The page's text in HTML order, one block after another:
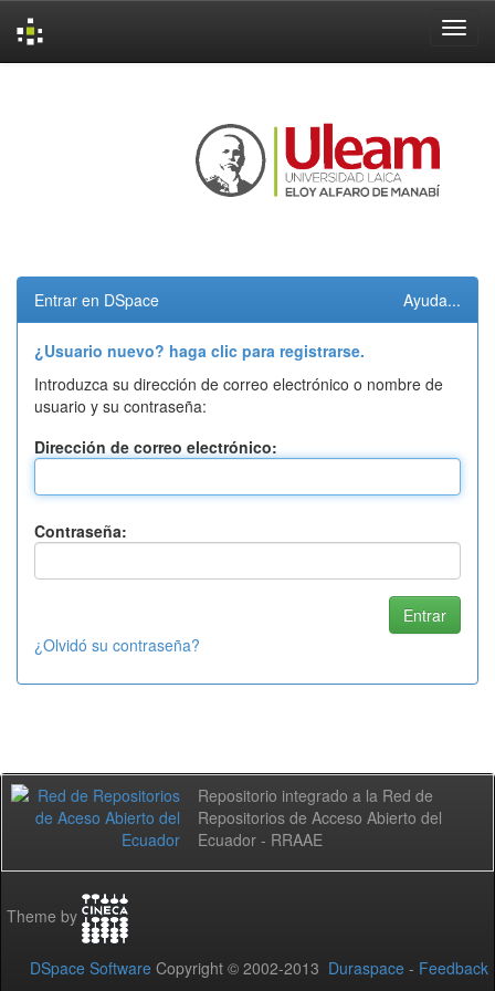
Entrar en DSpace Ayuda...
¿Usuario nuevo? haga clic para registrarse.
Introduzca su dirección de correo electrónico o nombre de
usuario y su contraseña:
Dirección de correo electrónico:
Contraseña:
¿Olvidó su contraseña?
Repositorio integrado a la Red de
Repositorios de Acceso Abierto del
Ecuador - RRAAE
Theme by
DSpace Software Copyright © 2002-2013 Duraspace - Feedback